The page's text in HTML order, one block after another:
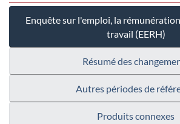
Enquête sur l'emploi, la
travail (EERH)
Résumé des
Autres périodes de
Produits connexes